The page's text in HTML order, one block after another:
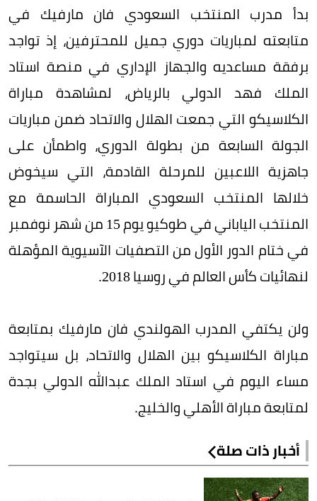
بدأ مدرب المنتخب السعودي فان مارفيك في
متابعته لمباريات دوري جميل للمحترفين، إذ تواجد
برفقة مساعديه والجهاز الإداري في منصة استاد
الملك فهد الدولي بالرياض، لمشاهدة مباراة
الكلاسيكو التي جمعت الهلال والاتحاد ضمن مباريات
الجولة السابعة من بطولة الدوري، واطمأن على
جاهزية اللاعبين للمرحلة القادمة، التي سيخوض
خلالها المنتخب السعودي المباراة الحاسمة مع
المنتخب الياباني في طوكيو يوم 15 من شهر نوفمبر
في ختام الدور الأول من التصفيات الآسيوية المؤهلة
لنهائيات كأس العالم في روسيا 2018.
ولن يكتفي المدرب الهولندي فان مارفيك بمتابعة
مباراة الكلاسيكو بين الهلال والاتحاد، بل سيتواجد
مساء اليوم في استاد الملك عبدالله الدولي بجدة
لمتابعة مباراة الأهلي والخليج.
أخبار ذات صلة